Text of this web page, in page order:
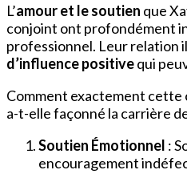
L’amour et le soutien que
conjoint ont profondément
professionnel. Leur relation
d’influence positivequi
Comment exactement cette
a-t-elle façonné la carrière
Soutien Émotionnel :
encouragement